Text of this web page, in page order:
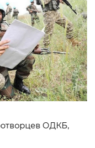
ОДКБ,